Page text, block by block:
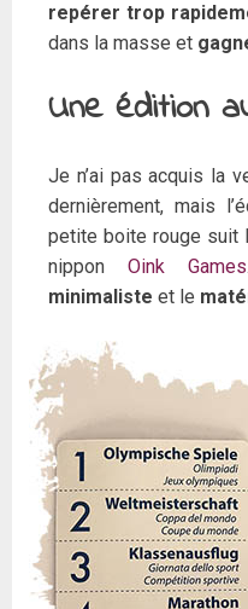
repérer trop
dans la masse et
Une édition
Je n’ai pas acquis la
dernièrement, mais
petite boite rouge suit
nippon Oink Games
minimaliste et le